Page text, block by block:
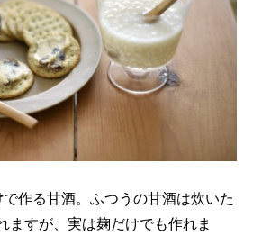
で作る甘酒。ふつうの甘酒は炊いた
ますが、実は麹だけでも作れま